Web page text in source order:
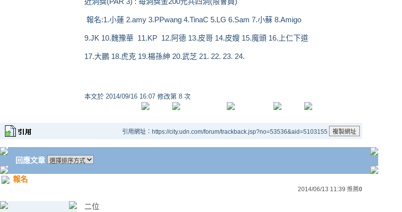
報名:1.小蓮 2.amy 3.PPwang 4.TinaC 5.LG 6.Sam 7.小蘇 8.Amigo
9.JK 10.魏豫華 11.KP 12.阿德 13.皮哥 14.皮嫂 15.魔頭 16.上仁下道
17.大鵬 18.虎克 19.楊孫紳 20.武芝 21. 22. 23. 24.
本文於 2014/09/16 16:07 修改第 8 次
引用網址：https://city.udn.com/forum/trackback.jsp?no=53536&aid=5103155
回應文章
報名
2014/06/13 11:39 推薦0
二位